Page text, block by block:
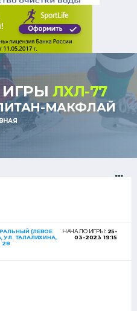
ЛХЛ-77
МАКФЛАЙ
(ЛЕВОЕ
УЛ. ТАЛАЛИХИНА,
28
НАЧАЛО ИГРЫ: 25-
03-2023 19:15